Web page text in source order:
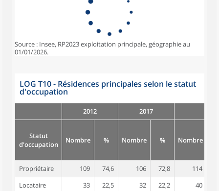
Source : Insee, RP2023 exploitation principale, géographie au
01/01/2026.
LOG T10 - Résidences principales selon le statut
d'occupation
2012 2017
Statut
d'occupation
Nombre % Nombre % Nombre
Propriétaire 109 74,6 106 72,8 114
Locataire
33 22,5 32 22,2 40